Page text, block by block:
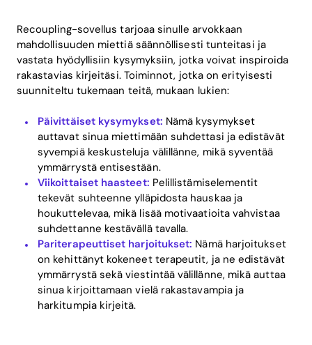
Recoupling-sovellus tarjoaa sinulle arvokkaan
mahdollisuuden miettiä säännöllisesti tunteitasi ja
vastata hyödyllisiin kysymyksiin, jotka voivat inspiroida
rakastavias kirjeitäsi. Toiminnot, jotka on erityisesti
suunniteltu tukemaan teitä, mukaan lukien:
Päivittäiset kysymykset: Nämä kysymykset
auttavat sinua miettimään suhdettasi ja edistävät
syvempiä keskusteluja välillänne, mikä syventää
ymmärrystä entisestään.
Viikoittaiset haasteet: Pelillistämiselementit
tekevät suhteenne ylläpidosta hauskaa ja
houkuttelevaa, mikä lisää motivaatioita vahvistaa
suhdettanne kestävällä tavalla.
Pariterapeuttiset harjoitukset: Nämä harjoitukset
on kehittänyt kokeneet terapeutit, ja ne edistävät
ymmärrystä sekä viestintää välillänne, mikä auttaa
sinua kirjoittamaan vielä rakastavampia ja
harkitumpia kirjeitä.